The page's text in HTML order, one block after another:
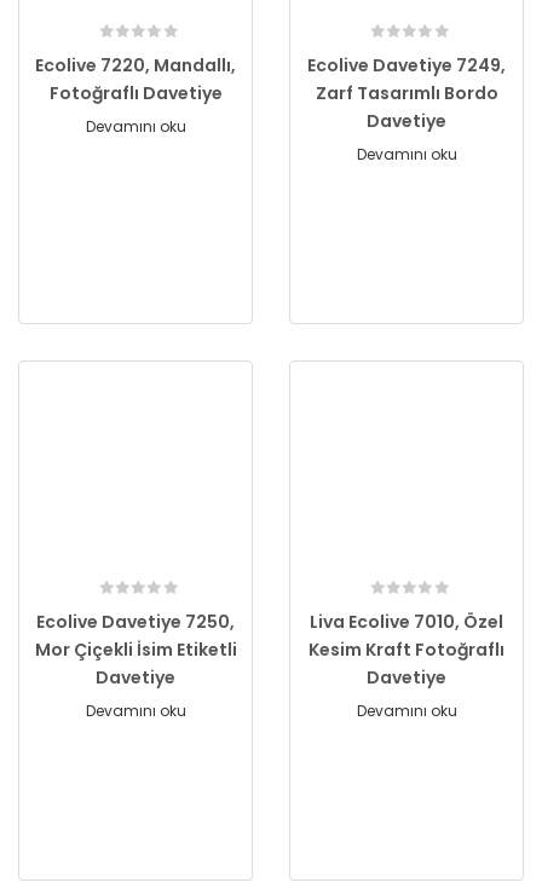
Ecolive 7220, Mandallı,
Fotoğraflı Davetiye
Devamını oku
Ecolive Davetiye 7249,
Zarf Tasarımlı Bordo
Davetiye
Devamını oku
Ecolive Davetiye 7250,
Mor Çiçekli İsim Etiketli
Davetiye
Devamını oku
Liva Ecolive 7010, Özel
Kesim Kraft Fotoğraflı
Davetiye
Devamını oku